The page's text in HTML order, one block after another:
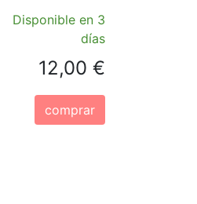
Disponible en 3
días
12,00 €
comprar